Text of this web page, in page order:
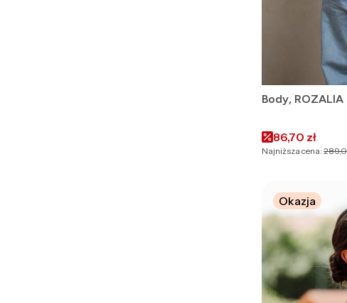
Body, ROZALIA
Cena
86,70 zł
Najniższa cena:
Okazja